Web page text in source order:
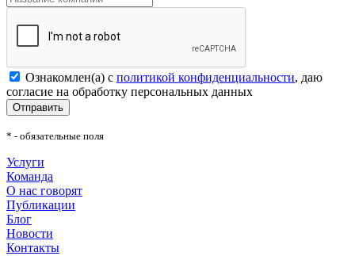
Ознакомлен(а) с политикой конфиденциальности, даю
согласие на обработку персональных данных
Отправить
* - обязательные поля
Услуги
Команда
О нас говорят
Публикации
Блог
Новости
Контакты